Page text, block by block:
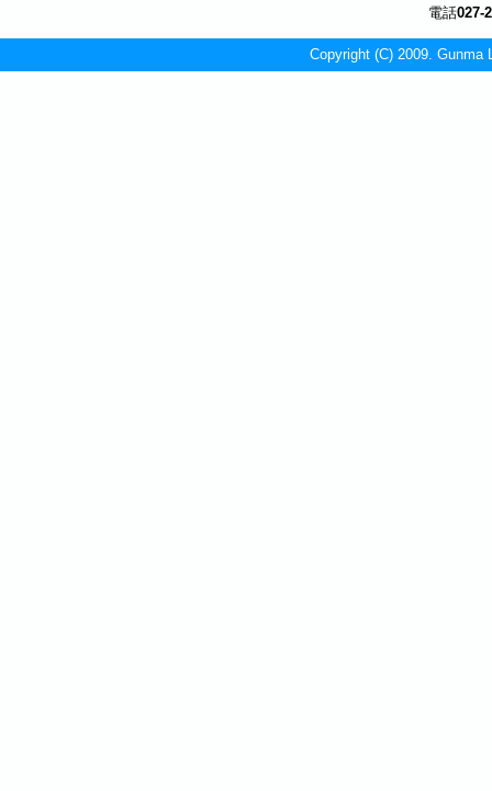
電話027-
Copyright (C) 2009.